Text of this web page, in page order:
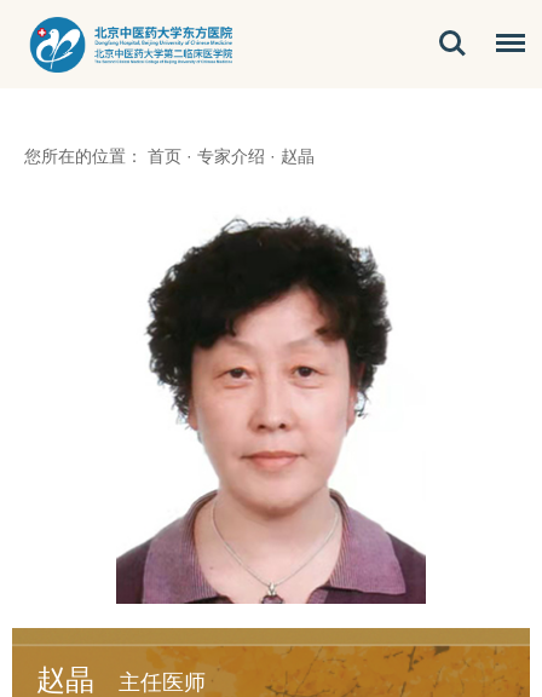
您所在的位置： 首页 · 专家介绍 · 赵晶
赵晶 主任医师